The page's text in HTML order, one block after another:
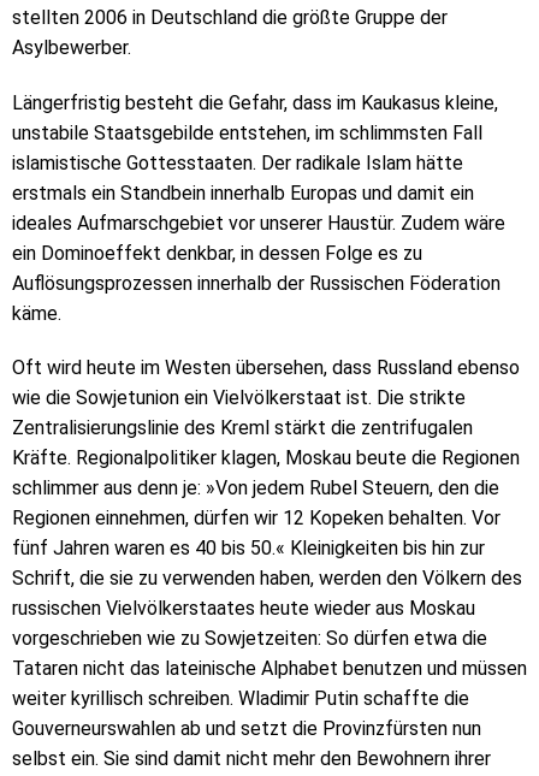
stellten 2006 in Deutschland die größte Gruppe der
Asylbewerber.
Längerfristig besteht die Gefahr, dass im Kaukasus kleine,
unstabile Staatsgebilde entstehen, im schlimmsten Fall
islamistische Gottesstaaten. Der radikale Islam hätte
erstmals ein Standbein innerhalb Europas und damit ein
ideales Aufmarschgebiet vor unserer Haustür. Zudem wäre
ein Dominoeffekt denkbar, in dessen Folge es zu
Auflösungsprozessen innerhalb der Russischen Föderation
käme.
Oft wird heute im Westen übersehen, dass Russland ebenso
wie die Sowjetunion ein Vielvölkerstaat ist. Die strikte
Zentralisierungslinie des Kreml stärkt die zentrifugalen
Kräfte. Regionalpolitiker klagen, Moskau beute die Regionen
schlimmer aus denn je: »Von jedem Rubel Steuern, den die
Regionen einnehmen, dürfen wir 12 Kopeken behalten. Vor
fünf Jahren waren es 40 bis 50.« Kleinigkeiten bis hin zur
Schrift, die sie zu verwenden haben, werden den Völkern des
russischen Vielvölkerstaates heute wieder aus Moskau
vorgeschrieben wie zu Sowjetzeiten: So dürfen etwa die
Tataren nicht das lateinische Alphabet benutzen und müssen
weiter kyrillisch schreiben. Wladimir Putin schaffte die
Gouverneurswahlen ab und setzt die Provinzfürsten nun
selbst ein. Sie sind damit nicht mehr den Bewohnern ihrer